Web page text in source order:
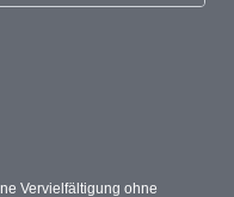
Vervielfältigung ohne